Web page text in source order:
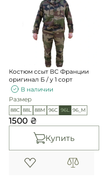
Костюм ссыт ВС Франции
оригинал Б / у 1 сорт
В наличии
Размер
88C 88L 88M 96C 96L 96_М
1500 ₴
Купить